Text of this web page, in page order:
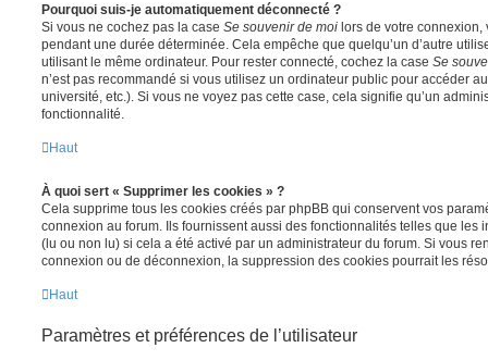
Pourquoi suis-je automatiquement déconnecté ?
Si vous ne cochez pas la case Se souvenir de moi lors de votre connexion,
pendant une durée déterminée. Cela empêche que quelqu’un d’autre
utilisant le même ordinateur. Pour rester connecté, cochez la case Se
n’est pas recommandé si vous utilisez un ordinateur public pour accéder
université, etc.). Si vous ne voyez pas cette case, cela signifie qu’un
fonctionnalité.
Haut
À quoi sert « Supprimer les cookies » ?
Cela supprime tous les cookies créés par phpBB qui conservent vos
connexion au forum. Ils fournissent aussi des fonctionnalités telles que les
(lu ou non lu) si cela a été activé par un administrateur du forum. Si vous
connexion ou de déconnexion, la suppression des cookies pourrait les
Haut
Paramètres et préférences de l’utilisateur